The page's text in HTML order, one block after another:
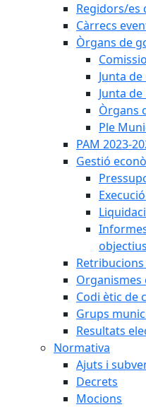
Regidors/es
Càrrecs
Òrgans de
Junta
Junta
Òrgans
Ple
PAM 2023-
Gestió
Organismes
Codi ètic de
Grups
Resultats
Normativa
Ajuts i
Decrets
Mocions